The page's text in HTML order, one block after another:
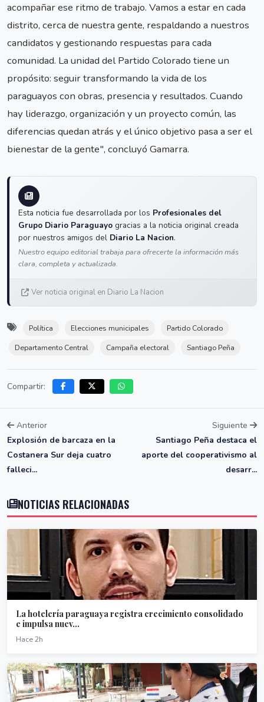
acompañar ese ritmo de trabajo. Vamos a estar en cada
distrito, cerca de nuestra gente, respaldando a nuestros
candidatos y gestionando respuestas para cada
comunidad. La unidad del Partido Colorado tiene un
propósito: seguir transformando la vida de los
paraguayos con obras, presencia y resultados. Cuando
hay liderazgo, organización y un proyecto común, las
diferencias quedan atrás y el único objetivo pasa a ser el
bienestar de la gente", concluyó Gamarra.
Esta noticia fue desarrollada por los Profesionales del
Grupo Diario Paraguayo gracias a la noticia original creada
por nuestros amigos del Diario La Nacion.
Nuestro equipo editorial trabaja para ofrecerte la información más
clara, completa y actualizada.
Ver noticia original en Diario La Nacion
Política Elecciones municipales
Partido Colorado
Departamento Central
Campaña electoral Santiago Peña
Compartir:
Anterior
Explosión de barcaza en la
Costanera Sur deja cuatro
falleci...
Siguiente
Santiago Peña destaca el
aporte del cooperativismo al
desarr...
NOTICIAS RELACIONADAS
La hotelería paraguaya registra crecimiento consolidado
e impulsa nuev...
Hace 2h